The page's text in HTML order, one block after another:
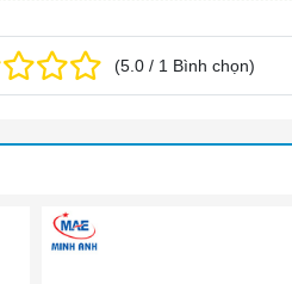
(5.0 / 1 Bình chọn)